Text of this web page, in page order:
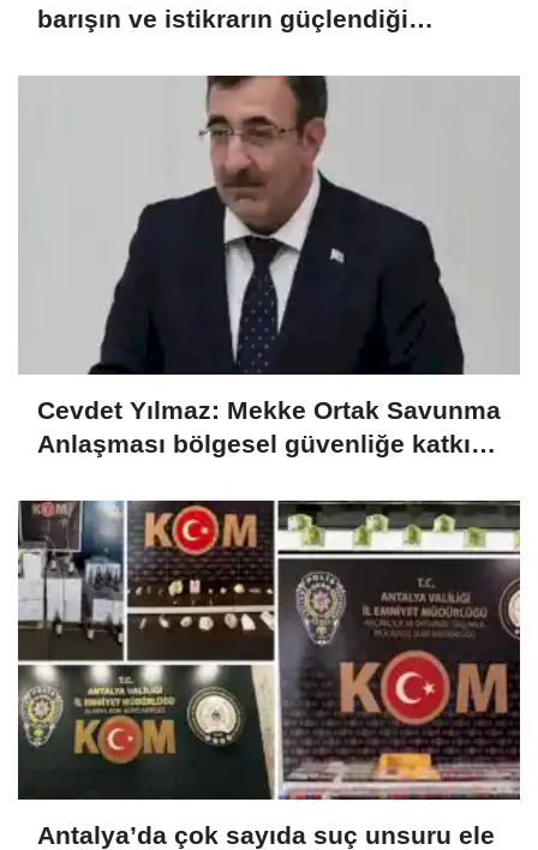
barışın ve istikrarın güçlendiği
Cevdet Yılmaz: Mekke Ortak Savunma
Anlaşması bölgesel güvenliğe katkı
Antalya’da çok sayıda suç unsuru ele